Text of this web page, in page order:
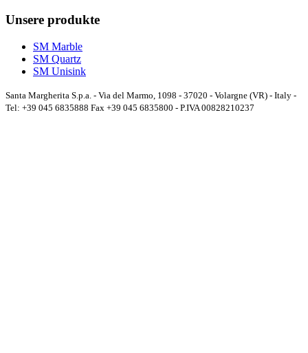
Unsere produkte
SM Marble
SM Quartz
SM Unisink
Santa Margherita S.p.a. - Via del Marmo, 1098 - 37020 - Volargne (VR) - Italy -
Tel: +39 045 6835888 Fax +39 045 6835800 - P.IVA 00828210237